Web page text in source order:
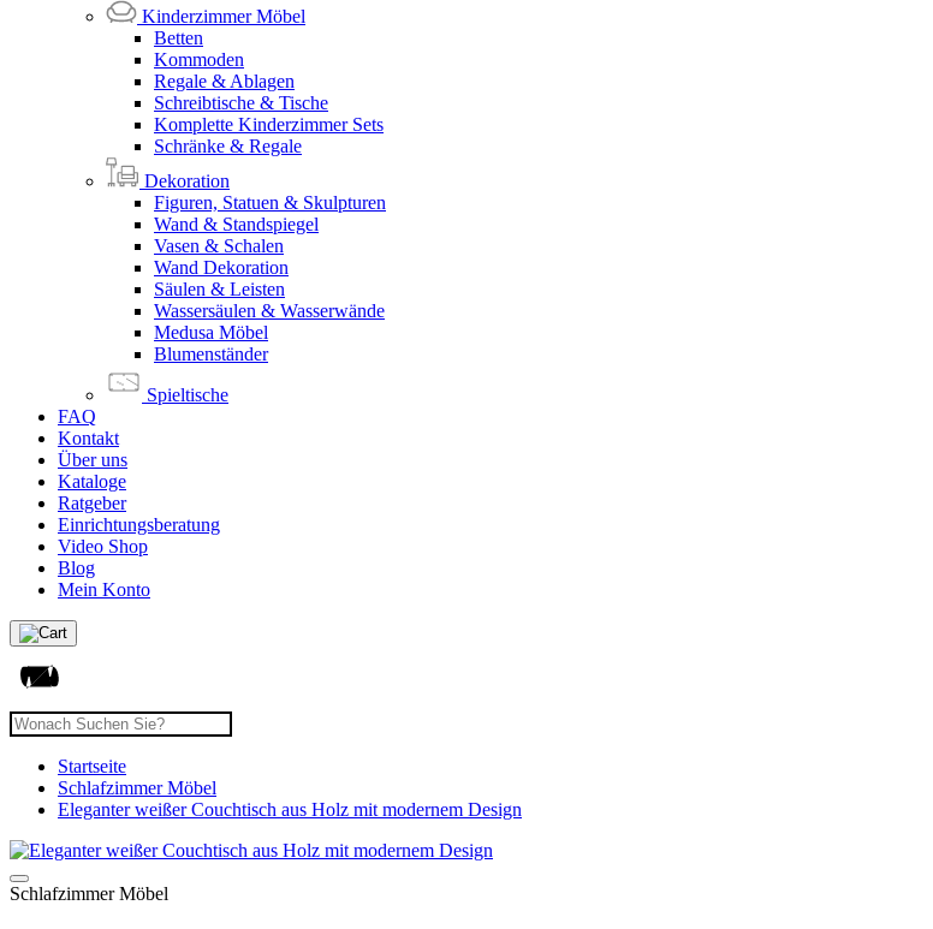
Kinderzimmer Möbel
Betten
Kommoden
Regale & Ablagen
Schreibtische & Tische
Komplette Kinderzimmer Sets
Schränke & Regale
Dekoration
Figuren, Statuen & Skulpturen
Wand & Standspiegel
Vasen & Schalen
Wand Dekoration
Säulen & Leisten
Wassersäulen & Wasserwände
Medusa Möbel
Blumenständer
Spieltische
FAQ
Kontakt
Über uns
Kataloge
Ratgeber
Einrichtungsberatung
Video Shop
Blog
Mein Konto
Startseite
Schlafzimmer Möbel
Eleganter weißer Couchtisch aus Holz mit modernem Design
Schlafzimmer Möbel